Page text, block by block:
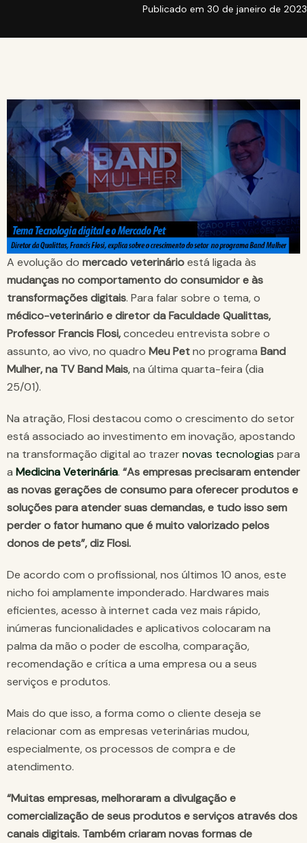
Publicado em 30 de janeiro de 2023
A evolução do mercado veterinárioestá ligada às
mudanças no comportamento do consumidor e às
transformações digitais. Para falar sobre o tema, o
médico-veterinário e diretor da Faculdade Qualittas,
Professor Francis Flosi,concedeu entrevista sobre o
assunto, ao vivo, no quadro Meu Petno programa Band
Mulher, na TV Band Mais,na última quarta-feira (dia
25/01).
Na atração, Flosi destacou como o crescimento do setor
está associado ao investimento em inovação, apostando
na transformação digital ao trazernovas tecnologias para
a Medicina Veterinária. “As empresas precisaram entender
as novas gerações de consumo para oferecer produtos e
soluções para atender suas demandas, e tudo isso sem
perder o fator humano que é muito valorizado pelos
donos de pets”, diz Flosi.
De acordo com o profissional, nos últimos 10 anos, este
nicho foi amplamente imponderado. Hardwares mais
eficientes, acesso à internet cada vez mais rápido,
inúmeras funcionalidades e aplicativos colocaram na
palma da mão o poder de escolha, comparação,
recomendação e crítica a uma empresa ou a seus
serviços e produtos.
Mais do que isso, a forma como o cliente deseja se
relacionar com as empresas veterinárias mudou,
especialmente, os processos de compra e de
atendimento.
“Muitas empresas, melhoraram a divulgação e
comercialização de seus produtos e serviços através dos
canais digitais. Também criaram novas formas de